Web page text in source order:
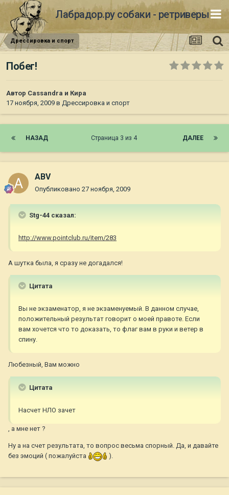
Лабрадор.ру собаки - ретриверы
Дрессировка и спорт
Побег!
Автор Cassandra и Кира
17 ноября, 2009 в Дрессировка и спорт
НАЗАД ДАЛЕЕ
Страница 3 из 4
ABV
Опубликовано 27 ноября, 2009
Stg-44 сказал:
http://www.pointclub.ru/item/283
А шутка была, я сразу не догадался!
Цитата
Вы не экзаменатор, я не экзаменуемый. В данном случае,
положительный результат говорит о моей правоте. Если
вам хочется что то доказать, то флаг вам в руки и ветер в
спину.
Любезный, Вам можно
Цитата
Насчет НЛО зачет
, а мне нет ?
Ну а на счет результата, то вопрос весьма спорный. Да, и давайте
без эмоций ( пожалуйста
).